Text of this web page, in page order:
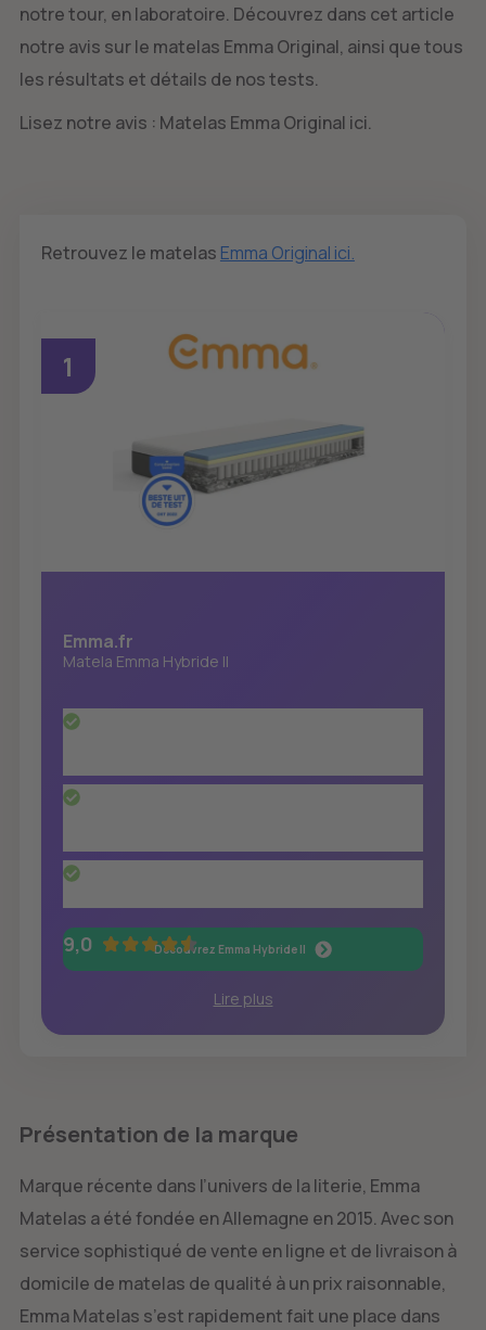
notre tour, en laboratoire. Découvrez dans cet article
notre avis sur le matelas Emma Original, ainsi que tous
les résultats et détails de nos tests.
Lisez notre avis : Matelas Emma Original ici.
Retrouvez le matelas Emma Original ici.
1
Emma.fr
Matela Emma Hybride II
9,0 Découvrez Emma Hybride II
Lire plus
Présentation de la marque
Marque récente dans l’univers de la literie, Emma
Matelas a été fondée en Allemagne en 2015. Avec son
service sophistiqué de vente en ligne et de livraison à
domicile de matelas de qualité à un prix raisonnable,
Emma Matelas s’est rapidement fait une place dans